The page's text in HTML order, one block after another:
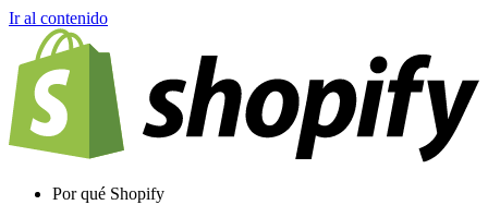
Ir al contenido
Por qué Shopify